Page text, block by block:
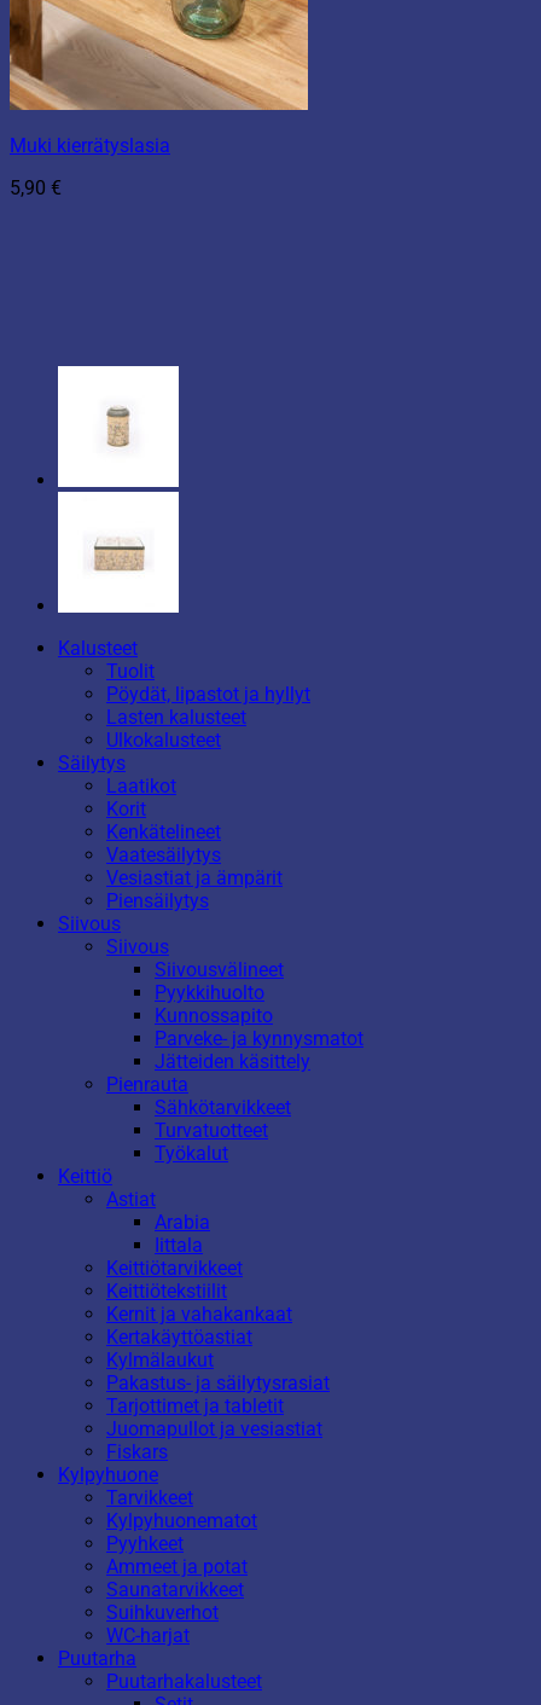
Muki kierrätyslasia
5,90 €
Kalusteet
Tuolit
Pöydät, lipastot ja hyllyt
Lasten kalusteet
Ulkokalusteet
Säilytys
Laatikot
Korit
Kenkätelineet
Vaatesäilytys
Vesiastiat ja ämpärit
Piensäilytys
Siivous
Siivous
Siivousvälineet
Pyykkihuolto
Kunnossapito
Parveke- ja kynnysmatot
Jätteiden käsittely
Pienrauta
Sähkötarvikkeet
Turvatuotteet
Työkalut
Keittiö
Astiat
Arabia
Iittala
Keittiötarvikkeet
Keittiötekstiilit
Kernit ja vahakankaat
Kertakäyttöastiat
Kylmälaukut
Pakastus- ja säilytysrasiat
Tarjottimet ja tabletit
Juomapullot ja vesiastiat
Fiskars
Kylpyhuone
Tarvikkeet
Kylpyhuonematot
Pyyhkeet
Ammeet ja potat
Saunatarvikkeet
Suihkuverhot
WC-harjat
Puutarha
Puutarhakalusteet